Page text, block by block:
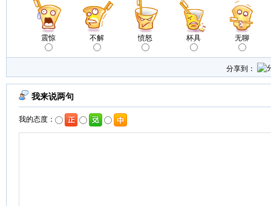
震惊 不解 愤怒 杯具 无聊
分享到：